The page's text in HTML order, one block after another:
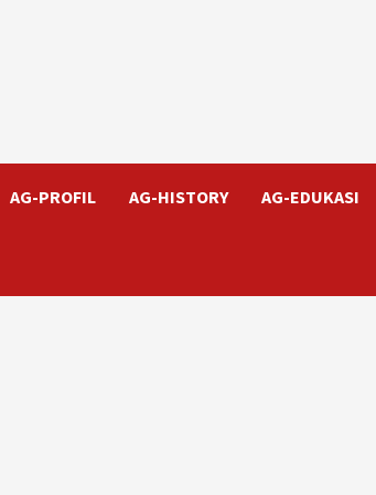
AG-PROFIL AG-HISTORY AG-EDUKASI